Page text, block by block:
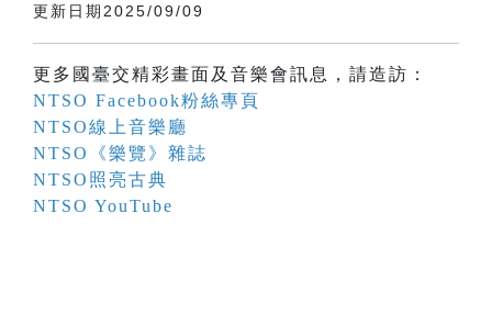
更新日期2025/09/09
更多國臺交精彩畫面及音樂會訊息，請造訪：
NTSO Facebook粉絲專頁
NTSO線上音樂廳
NTSO《樂覽》雜誌
NTSO照亮古典
NTSO YouTube